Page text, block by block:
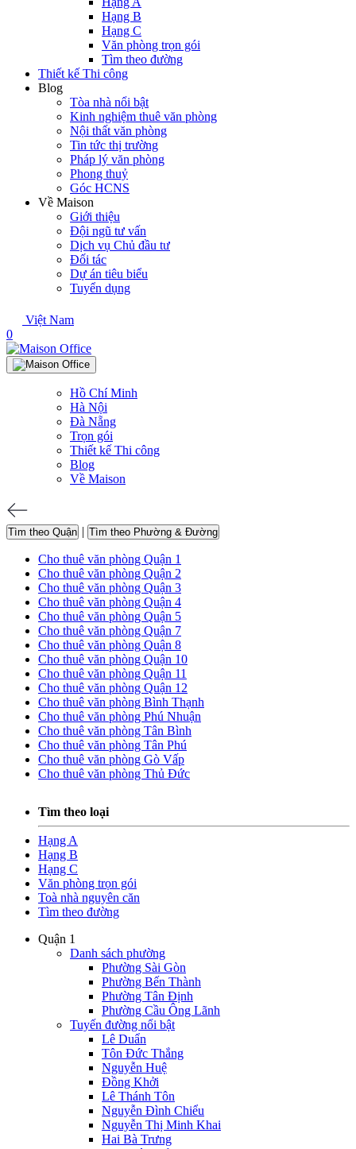
Hạng B
Hạng C
Văn phòng trọn gói
Tìm theo đường
Thiết kế Thi công
Blog
Tòa nhà nổi bật
Kinh nghiệm thuê văn phòng
Nội thất văn phòng
Tin tức thị trường
Pháp lý văn phòng
Phong thuỷ
Góc HCNS
Về Maison
Giới thiệu
Đội ngũ tư vấn
Dịch vụ Chủ đầu tư
Đối tác
Dự án tiêu biểu
Tuyển dụng
Việt Nam
0
Hồ Chí Minh
Hà Nội
Đà Nẵng
Trọn gói
Thiết kế Thi công
Blog
Về Maison
Tìm theo Quận | Tìm theo Phường & Đường
Cho thuê văn phòng Quận 1
Cho thuê văn phòng Quận 2
Cho thuê văn phòng Quận 3
Cho thuê văn phòng Quận 4
Cho thuê văn phòng Quận 5
Cho thuê văn phòng Quận 7
Cho thuê văn phòng Quận 8
Cho thuê văn phòng Quận 10
Cho thuê văn phòng Quận 11
Cho thuê văn phòng Quận 12
Cho thuê văn phòng Bình Thạnh
Cho thuê văn phòng Phú Nhuận
Cho thuê văn phòng Tân Bình
Cho thuê văn phòng Tân Phú
Cho thuê văn phòng Gò Vấp
Cho thuê văn phòng Thủ Đức
Tìm theo loại
Hạng A
Hạng B
Hạng C
Văn phòng trọn gói
Toà nhà nguyên căn
Tìm theo đường
Quận 1
Danh sách phường
Phường Sài Gòn
Phường Bến Thành
Phường Tân Định
Phường Cầu Ông Lãnh
Tuyến đường nổi bật
Lê Duẩn
Tôn Đức Thắng
Nguyễn Huệ
Đồng Khởi
Lê Thánh Tôn
Nguyễn Đình Chiểu
Nguyễn Thị Minh Khai
Hai Bà Trưng